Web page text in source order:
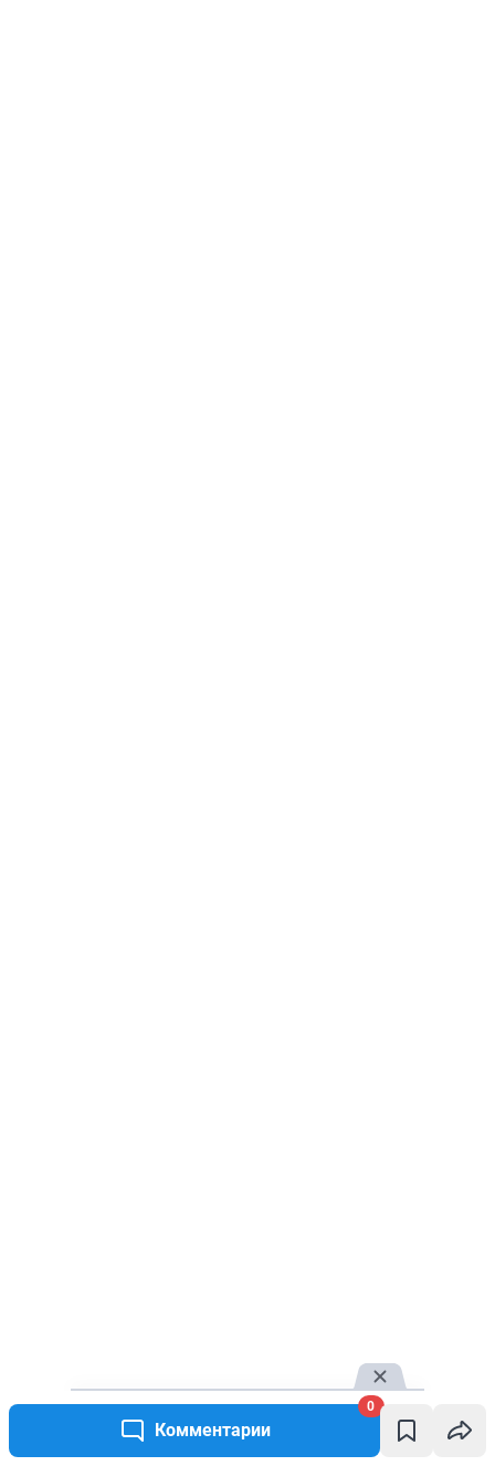
Комментарии
0